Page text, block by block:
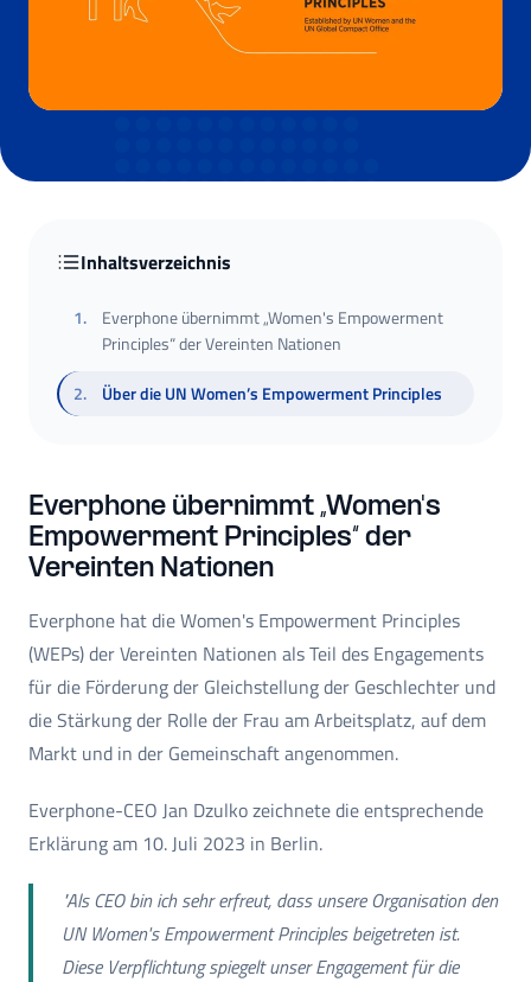
Inhaltsverzeichnis
1.
Everphone übernimmt „Women's Empowerment
Principles“ der Vereinten Nationen
2. Über die UN Women’s Empowerment Principles
Everphone übernimmt „Women's
Empowerment Principles“ der
Vereinten Nationen
Everphone hat die Women's Empowerment Principles
(WEPs) der Vereinten Nationen als Teil des Engagements
für die Förderung der Gleichstellung der Geschlechter und
die Stärkung der Rolle der Frau am Arbeitsplatz, auf dem
Markt und in der Gemeinschaft angenommen.
Everphone-CEO Jan Dzulko zeichnete die entsprechende
Erklärung am 10. Juli 2023 in Berlin.
"Als CEO bin ich sehr erfreut, dass unsere Organisation den
UN Women's Empowerment Principles beigetreten ist.
Diese Verpflichtung spiegelt unser Engagement für die